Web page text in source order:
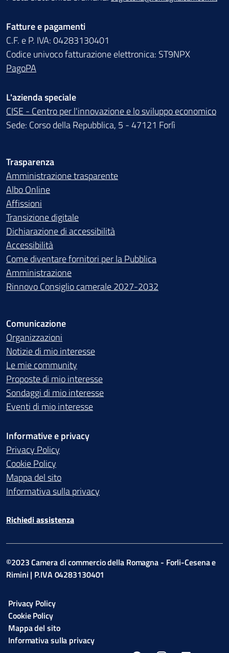
Fatture e pagamenti
C.F. e P. IVA: 04283130401
Codice univoco fatturazione elettronica: ST9NPX
PagoPA
L'azienda speciale
CISE - Centro per l'innovazione e lo sviluppo economico
Sede: Corso della Repubblica, 5 - 47121 Forlì
Trasparenza
Amministrazione trasparente
Albo Online
Affissioni
Transizione digitale
Dichiarazione di accessibilità
Accessibilità
Come diventare fornitori per la Pubblica
Amministrazione
Rinnovo Consiglio camerale 2027-2032
Comunicazione
Organizzazioni
Notizie di mio interesse
Le mie community
Proposte di mio interesse
Sondaggi di mio interesse
Eventi di mio interesse
Informative e privacy
Privacy Policy
Cookie Policy
Mappa del sito
Informativa sulla privacy
Richiedi assistenza
©2023 Camera di commercio della Romagna - Forli-Cesena e
Rimini | P.IVA 04283130401
Privacy Policy
Cookie Policy
Mappa del sito
Informativa sulla privacy